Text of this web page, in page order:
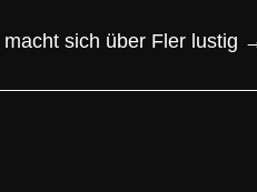
sich über Fler lustig